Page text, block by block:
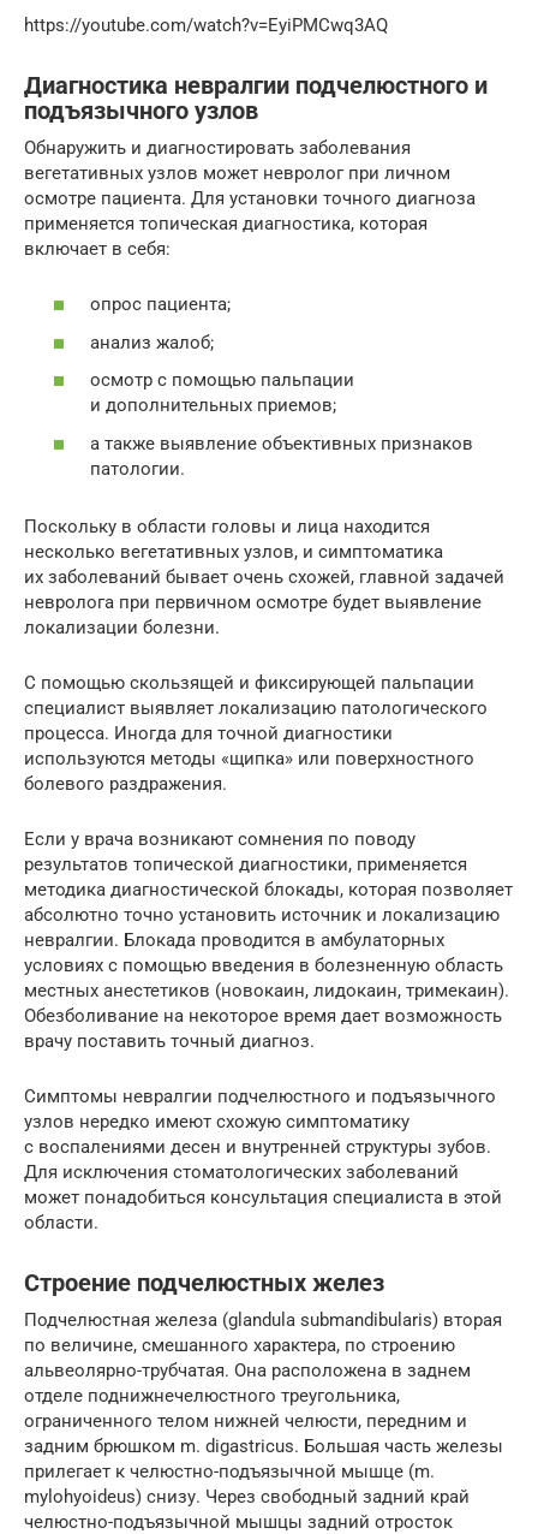
https://youtube.com/watch?v=EyiPMCwq3AQ
Диагностика невралгии подчелюстного и
подъязычного узлов
Обнаружить и диагностировать заболевания
вегетативных узлов может невролог при личном
осмотре пациента. Для установки точного диагноза
применяется топическая диагностика, которая
включает в себя:
опрос пациента;
анализ жалоб;
осмотр с помощью пальпации
и дополнительных приемов;
а также выявление объективных признаков
патологии.
Поскольку в области головы и лица находится
несколько вегетативных узлов, и симптоматика
их заболеваний бывает очень схожей, главной задачей
невролога при первичном осмотре будет выявление
локализации болезни.
С помощью скользящей и фиксирующей пальпации
специалист выявляет локализацию патологического
процесса. Иногда для точной диагностики
используются методы «щипка» или поверхностного
болевого раздражения.
Если у врача возникают сомнения по поводу
результатов топической диагностики, применяется
методика диагностической блокады, которая позволяет
абсолютно точно установить источник и локализацию
невралгии. Блокада проводится в амбулаторных
условиях с помощью введения в болезненную область
местных анестетиков (новокаин, лидокаин, тримекаин).
Обезболивание на некоторое время дает возможность
врачу поставить точный диагноз.
Симптомы невралгии подчелюстного и подъязычного
узлов нередко имеют схожую симптоматику
с воспалениями десен и внутренней структуры зубов.
Для исключения стоматологических заболеваний
может понадобиться консультация специалиста в этой
области.
Строение подчелюстных желез
Подчелюстная железа (glandula submandibularis) вторая
по величине, смешанного характера, по строению
альвеолярно-трубчатая. Она расположена в заднем
отделе поднижнечелюстного треугольника,
ограниченного телом нижней челюсти, передним и
задним брюшком m. digastricus. Большая часть железы
прилегает к челюстно-подъязычной мышце (m.
mylohyoideus) снизу. Через свободный задний край
челюстно-подъязычной мышцы задний отросток